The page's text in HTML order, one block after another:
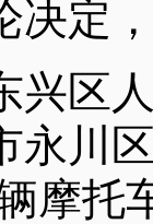
决定
区人
永川
摩托